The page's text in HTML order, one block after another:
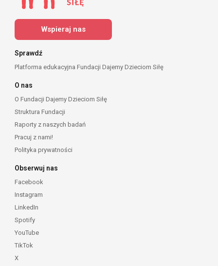
Wspieraj nas
Sprawdź
Platforma edukacyjna Fundacji Dajemy Dzieciom Siłę
O nas
O Fundacji Dajemy Dzieciom Siłę
Struktura Fundacji
Raporty z naszych badań
Pracuj z nami!
Polityka prywatności
Obserwuj nas
Facebook
Instagram
LinkedIn
Spotify
YouTube
TikTok
X